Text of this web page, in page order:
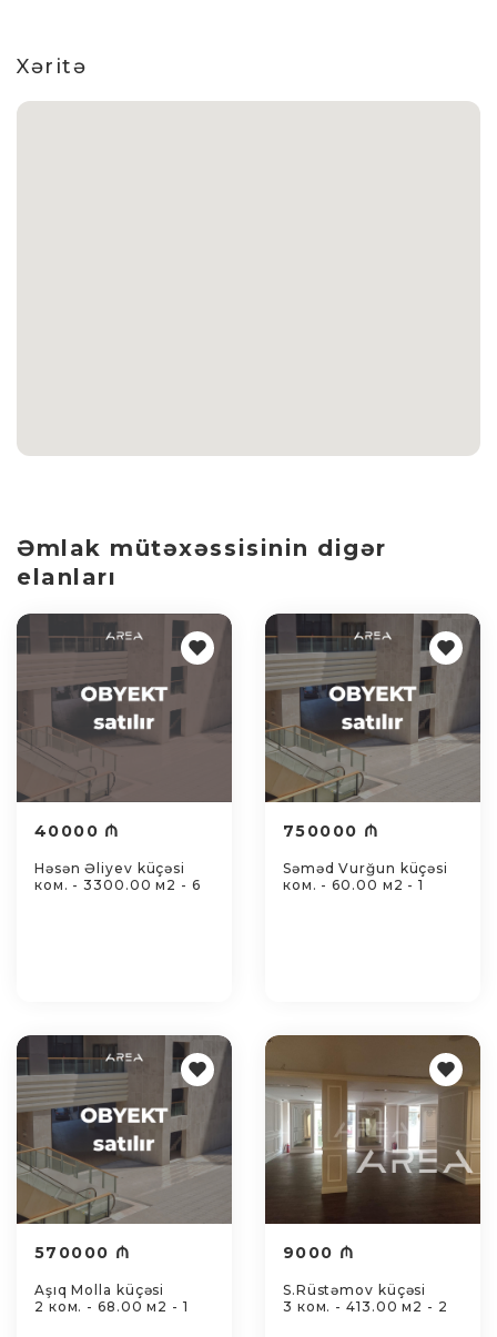
Xəritə
Əmlak mütəxəssisinin digər
elanları
40000 ₼
Həsən Əliyev küçəsi
ком. - 3300.00 м2 - 6
750000 ₼
Səməd Vurğun küçəsi
ком. - 60.00 м2 - 1
570000 ₼
Aşıq Molla küçəsi
2 ком. - 68.00 м2 - 1
9000 ₼
S.Rüstəmov küçəsi
3 ком. - 413.00 м2 - 2